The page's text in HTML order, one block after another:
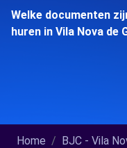
Welke documenten
huren in Vila Nova de
Home BJC - Vila